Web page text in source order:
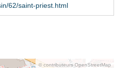
62/saint-priest.html
© contributeurs OpenStreetMap